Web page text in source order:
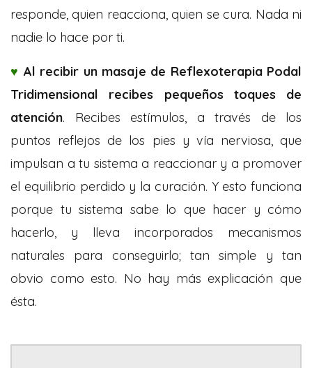
responde, quien reacciona, quien se cura. Nada ni
nadie lo hace por ti.
♥ Al recibir un masaje de Reflexoterapia Podal
Tridimensional recibes pequeños toques de
atención. Recibes estímulos, a través de los
puntos reflejos de los pies y vía nerviosa, que
impulsan a tu sistema a reaccionar y a promover
el equilibrio perdido y la curación. Y esto funciona
porque tu sistema sabe lo que hacer y cómo
hacerlo, y lleva incorporados mecanismos
naturales para conseguirlo; tan simple y tan
obvio como esto. No hay más explicación que
ésta.